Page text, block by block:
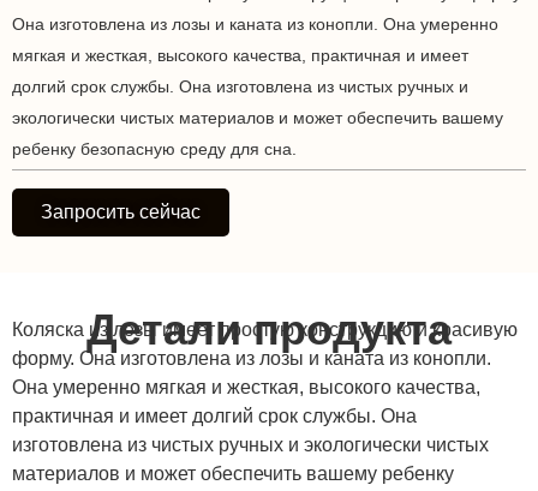
Она изготовлена из лозы и каната из конопли. Она умеренно
мягкая и жесткая, высокого качества, практичная и имеет
долгий срок службы. Она изготовлена из чистых ручных и
экологически чистых материалов и может обеспечить вашему
ребенку безопасную среду для сна.
Запросить сейчас
Детали продукта
Коляска из лозы имеет простую конструкцию и красивую
форму. Она изготовлена из лозы и каната из конопли.
Она умеренно мягкая и жесткая, высокого качества,
практичная и имеет долгий срок службы. Она
изготовлена из чистых ручных и экологически чистых
материалов и может обеспечить вашему ребенку